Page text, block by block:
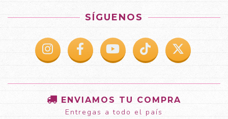
SÍGUENOS
ENVIAMOS TU COMPRA
Entregas a todo el país